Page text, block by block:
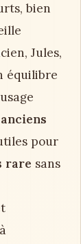
bien
Jules,
équilibre
pour
rare sans